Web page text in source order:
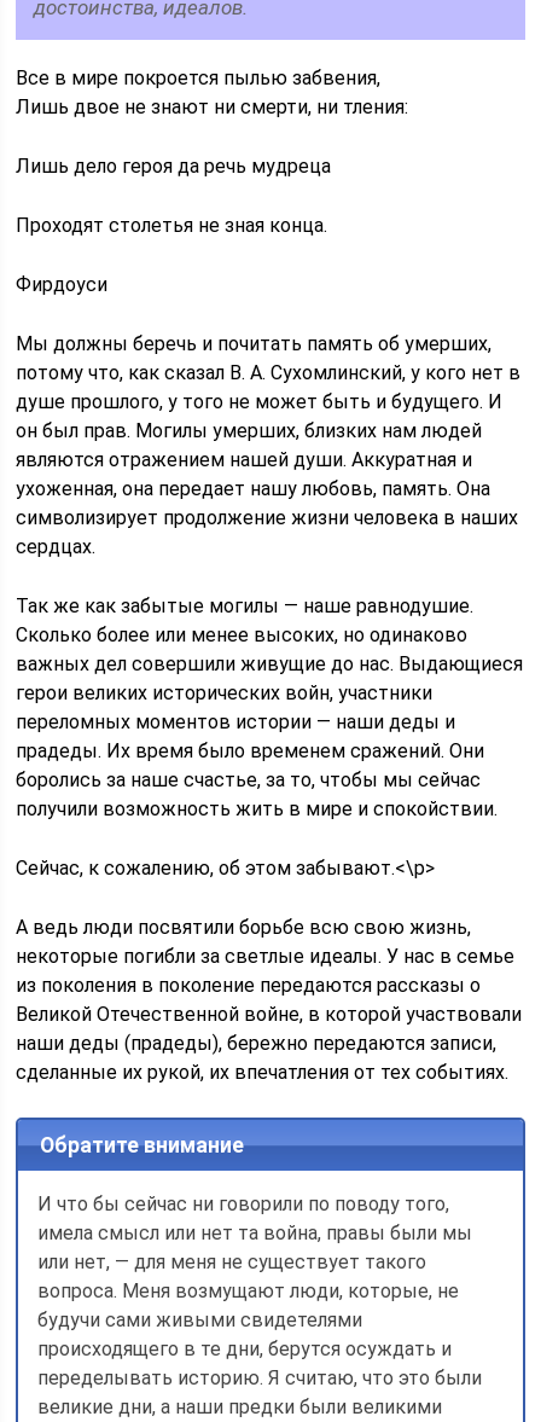
достоинства, идеалов.
Все в мире покроется пылью забвения,
Лишь двое не знают ни смерти, ни тления:
Лишь дело героя да речь мудреца
Проходят столетья не зная конца.
Фирдоуси
Мы должны беречь и почитать память об умерших,
потому что, как сказал В. А. Сухомлинский, у кого нет в
душе прошлого, у того не может быть и будущего. И
он был прав. Могилы умерших, близких нам людей
являются отражением нашей души. Аккуратная и
ухоженная, она передает нашу любовь, память. Она
символизирует продолжение жизни человека в наших
сердцах.
Так же как забытые могилы — наше равнодушие.
Сколько более или менее высоких, но одинаково
важных дел совершили живущие до нас. Выдающиеся
герои великих исторических войн, участники
переломных моментов истории — наши деды и
прадеды. Их время было временем сражений. Они
боролись за наше счастье, за то, чтобы мы сейчас
получили возможность жить в мире и спокойствии.
Сейчас, к сожалению, об этом забывают.<\p>
А ведь люди посвятили борьбе всю свою жизнь,
некоторые погибли за светлые идеалы. У нас в семье
из поколения в поколение передаются рассказы о
Великой Отечественной войне, в которой участвовали
наши деды (прадеды), бережно передаются записи,
сделанные их рукой, их впечатления от тех событиях.
Обратите внимание
И что бы сейчас ни говорили по поводу того,
имела смысл или нет та война, правы были мы
или нет, — для меня не существует такого
вопроса. Меня возмущают люди, которые, не
будучи сами живыми свидетелями
происходящего в те дни, берутся осуждать и
переделывать историю. Я считаю, что это были
великие дни, а наши предки были великими